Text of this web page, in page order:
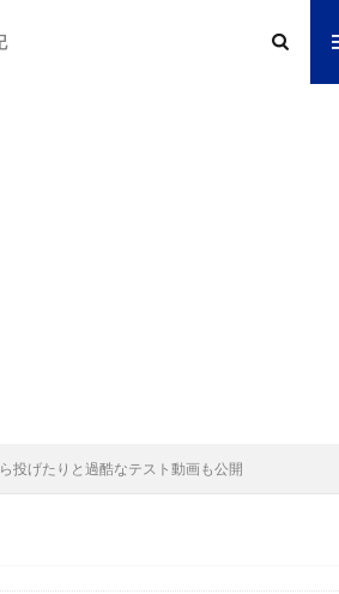
投げたりと過酷なテスト動画も公開